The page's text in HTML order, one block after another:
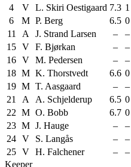
4
V L. Skiri Oestigaard 7.3 1
6
M P. Berg 6.5 0
11
A J. Strand Larsen – –
15 V F. Bjørkan – –
16 V M. Pedersen – –
18 M K. Thorstvedt 6.6 0
19 M T. Aasgaard – –
21
A A. Schjelderup 6.5 0
22 M O. Bobb 6.7 0
23 M J. Hauge – –
24 V S. Langås – –
25 V H. Falchener – –
Keeper